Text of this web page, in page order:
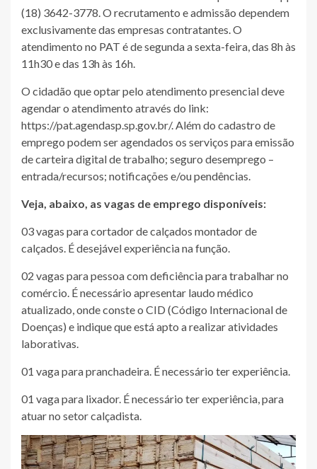
(18) 3642-3778. O recrutamento e admissão dependem
exclusivamente das empresas contratantes. O
atendimento no PAT é de segunda a sexta-feira, das 8h às
11h30 e das 13h às 16h.
O cidadão que optar pelo atendimento presencial deve
agendar o atendimento através do link:
https://pat.agendasp.sp.gov.br/. Além do cadastro de
emprego podem ser agendados os serviços para emissão
de carteira digital de trabalho; seguro desemprego –
entrada/recursos; notificações e/ou pendências.
Veja, abaixo, as vagas de emprego disponíveis:
03 vagas para cortador de calçados montador de
calçados. É desejável experiência na função.
02 vagas para pessoa com deficiência para trabalhar no
comércio. É necessário apresentar laudo médico
atualizado, onde conste o CID (Código Internacional de
Doenças) e indique que está apto a realizar atividades
laborativas.
01 vaga para pranchadeira. É necessário ter experiência.
01 vaga para lixador. É necessário ter experiência, para
atuar no setor calçadista.